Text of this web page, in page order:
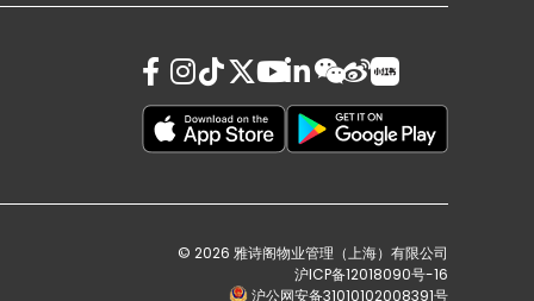
© 2026 雅诗阁物业管理（上海）有限公司
沪ICP备12018090号-16
沪公网安备31010102008391号